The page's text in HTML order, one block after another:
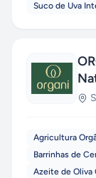
Suco de Uva
Agricultura
Barrinhas de
Azeite de Oliva